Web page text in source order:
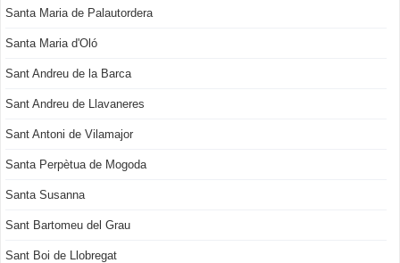
Santa Maria de Palautordera
Santa Maria d'Oló
Sant Andreu de la Barca
Sant Andreu de Llavaneres
Sant Antoni de Vilamajor
Santa Perpètua de Mogoda
Santa Susanna
Sant Bartomeu del Grau
Sant Boi de Llobregat